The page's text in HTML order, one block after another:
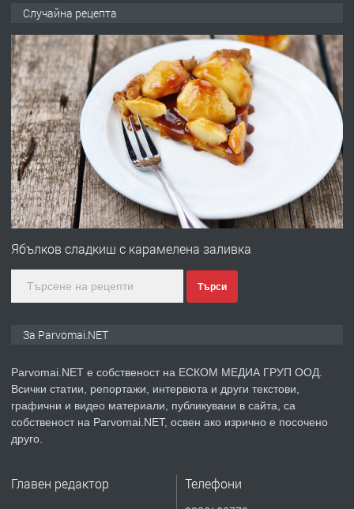
преди 1 година
ПРЕДЛАГА Работа за общи работници
преди 1 година
ПРЕДЛАГА
Първи поход "По стъпките на Ангел
преди 1 година
ПРЕДЛАГА Уроци по Математика
Случайна рецепта
Ябълков сладкиш с карамелена заливка
Търси
За Parvomai.NET
Parvomai.NET е собственост на ЕСКОМ МЕДИА ГРУП ООД.
Всички статии, репортажи, интервюта и други текстови,
графични и видео материали, публикувани в сайта, са
собственост на Parvomai.NET, освен ако изрично е посочено
друго.
Главен редактор Телефони